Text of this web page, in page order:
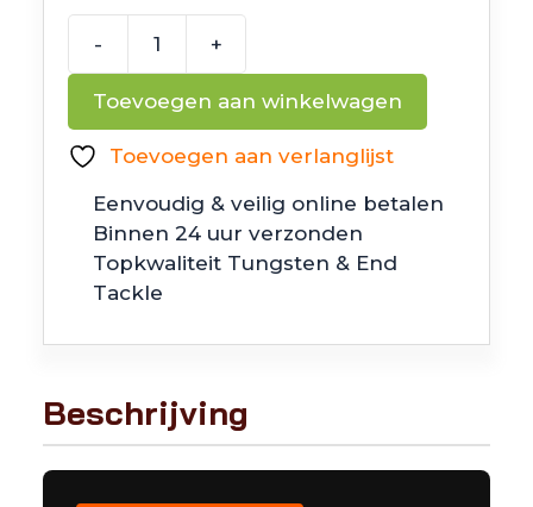
-
Ripper
+
Toevoegen aan winkelwagen
Toevoegen aan verlanglijst
Eenvoudig & veilig online betalen
Binnen 24 uur verzonden
Topkwaliteit Tungsten & End
Tackle
Beschrijving